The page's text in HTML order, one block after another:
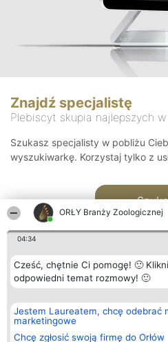
ORŁY Branży Zoologicznej
04:34
Cześć, chętnie Ci pomogę! 🙂
odpowiedni temat rozmowy! 🙂
Jestem Laureatem, chcę odebrać
marketingowe
Chcę zgłosić swoją firmę do Orłów
Znajdź specjalistę
Plebiscyt skupia najlepszych
Szukasz specjalisty w pobliżu
wyszukiwarkę. Korzystaj tylko z
Organizator plebiscytu
Bright Side Solutions sp. z o.
o. sp. k.
ul. Ruska 22
Plebiscyt
Laureaci
wszystkich